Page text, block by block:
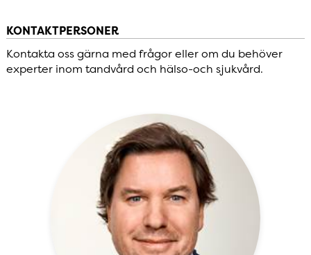
KONTAKTPERSONER
Kontakta oss gärna med frågor eller om du behöver
experter inom tandvård och hälso-och sjukvård.